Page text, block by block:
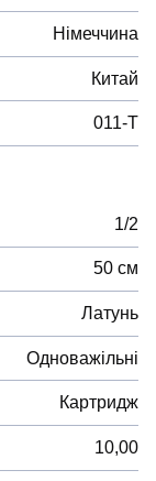
Німеччина
Китай
011-T
1/2
50 см
Латунь
Одноважільні
Картридж
10,00